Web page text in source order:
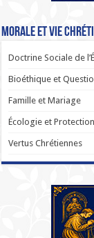
Morale et Vie
Doctrine Sociale de
Bioéthique et
Famille et Mariage
Écologie et
Vertus Chrétiennes